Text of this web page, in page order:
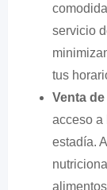
servicio
tus
Venta
acceso a
estadía.